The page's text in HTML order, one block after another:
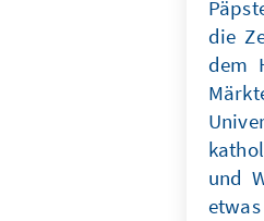
die
dem
und